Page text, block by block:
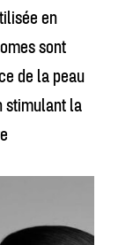
en
sont
de la peau
stimulant la